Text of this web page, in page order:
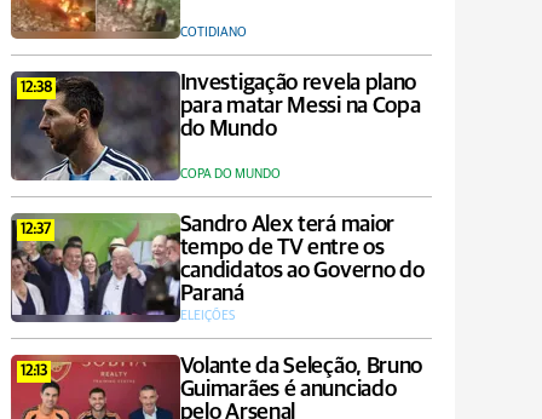
COTIDIANO
12:38
Investigação revela plano
para matar Messi na Copa
do Mundo
COPA DO MUNDO
12:37
Sandro Alex terá maior
tempo de TV entre os
candidatos ao Governo do
Paraná
ELEIÇÕES
12:13
Volante da Seleção, Bruno
Guimarães é anunciado
pelo Arsenal